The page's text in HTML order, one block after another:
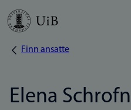
Hopp
Navigasjonssti
Finn ansatte
Elena